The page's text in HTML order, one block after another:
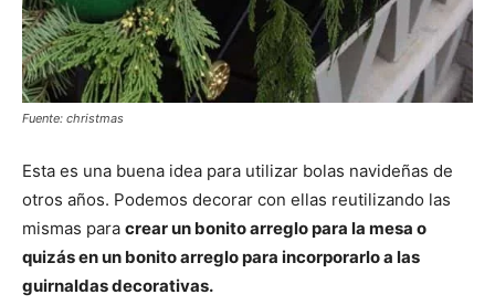
Fuente: christmas
Esta es una buena idea para utilizar bolas navideñas de
otros años. Podemos decorar con ellas reutilizando las
mismas para crear un bonito arreglo para la mesa o
quizás en un bonito arreglo para incorporarlo a las
guirnaldas decorativas.